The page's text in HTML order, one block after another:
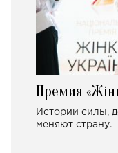
Премия
Истории силы,
меняют страну.